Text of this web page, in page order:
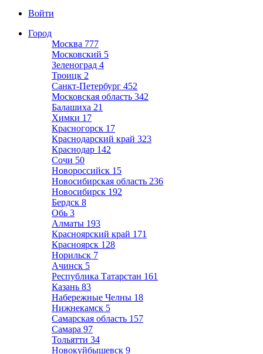
Войти
Город
Москва 777
Московский 5
Зеленоград 4
Троицк 2
Санкт-Петербург 452
Московская область 342
Балашиха 21
Химки 17
Красногорск 17
Краснодарский край 323
Краснодар 142
Сочи 50
Новороссийск 15
Новосибирская область 236
Новосибирск 192
Бердск 8
Обь 3
Алматы 193
Красноярский край 171
Красноярск 128
Норильск 7
Ачинск 5
Республика Татарстан 161
Казань 83
Набережные Челны 18
Нижнекамск 5
Самарская область 157
Самара 97
Тольятти 34
Новокуйбышевск 9